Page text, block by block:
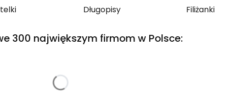
Długopisy Filiżanki
300 największym firmom w Polsce: